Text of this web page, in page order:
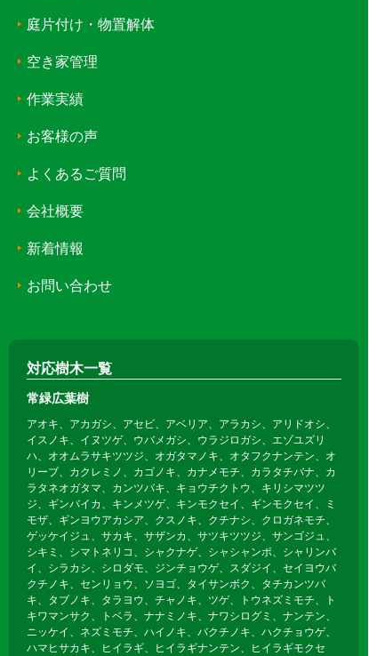
庭片付け・物置解体
空き家管理
作業実績
お客様の声
よくあるご質問
会社概要
新着情報
お問い合わせ
対応樹木一覧
常緑広葉樹
アオキ、アカガシ、アセビ、アベリア、アラカシ、アリドオシ、
イスノキ、イヌツゲ、ウバメガシ、ウラジロガシ、エゾユズリ
ハ、オオムラサキツツジ、オガタマノキ、オタフクナンテン、オ
リーブ、カクレミノ、カゴノキ、カナメモチ、カラタチバナ、カ
ラタネオガタマ、カンツバキ、キョウチクトウ、キリシマツツ
ジ、ギンバイカ、キンメツゲ、キンモクセイ、ギンモクセイ、ミ
モザ、ギンヨウアカシア、クスノキ、クチナシ、クロガネモチ、
ゲッケイジュ、サカキ、サザンカ、サツキツツジ、サンゴジュ、
シキミ、シマトネリコ、シャクナゲ、シャシャンポ、シャリンバ
イ、シラカシ、シロダモ、ジンチョウゲ、スダジイ、セイヨウバ
クチノキ、センリョウ、ソヨゴ、タイサンボク、タチカンツバ
キ、タブノキ、タラヨウ、チャノキ、ツゲ、トウネズミモチ、ト
キワマンサク、トベラ、ナナミノキ、ナワシログミ、ナンテン、
ニッケイ、ネズミモチ、ハイノキ、バクチノキ、ハクチョウゲ、
ハマヒサカキ、ヒイラギ、ヒイラギナンテン、ヒイラギモクセ